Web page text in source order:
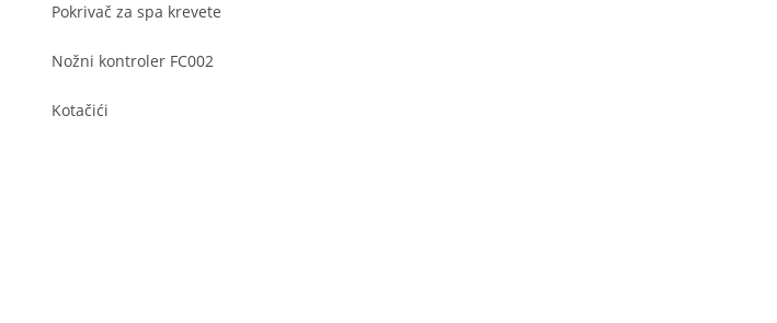
Pokrivač za spa krevete
Nožni kontroler FC002
Kotačići